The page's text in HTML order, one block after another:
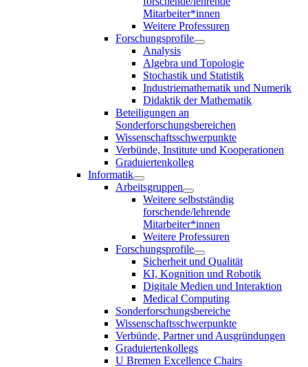
Mitarbeiter*innen
Weitere Professuren
Forschungsprofile
Analysis
Algebra und Topologie
Stochastik und Statistik
Industriemathematik und Numerik
Didaktik der Mathematik
Beteiligungen an
Sonderforschungsbereichen
Wissenschaftsschwerpunkte
Verbünde, Institute und Kooperationen
Graduiertenkolleg
Informatik
Arbeitsgruppen
Weitere selbstständig
forschende/lehrende
Mitarbeiter*innen
Weitere Professuren
Forschungsprofile
Sicherheit und Qualität
KI, Kognition und Robotik
Digitale Medien und Interaktion
Medical Computing
Sonderforschungsbereiche
Wissenschaftsschwerpunkte
Verbünde, Partner und Ausgründungen
Graduiertenkollegs
U Bremen Excellence Chairs